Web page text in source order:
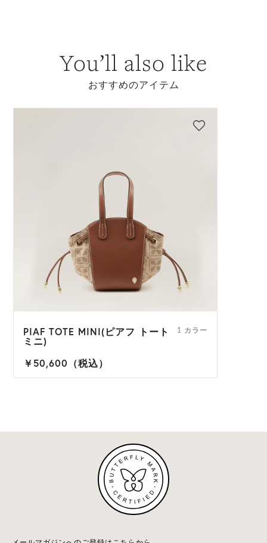
You’ll also like
おすすめのアイテム
PIAF TOTE MINI(ピアフ トート
ミニ)
1 カラー
￥50,600（税込）